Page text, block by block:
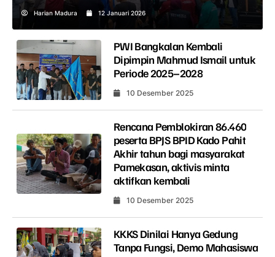
Harian Madura 12 Januari 2026
PWI Bangkalan Kembali
Dipimpin Mahmud Ismail untuk
Periode 2025–2028
10 Desember 2025
Rencana Pemblokiran 86.460
peserta BPJS BPID Kado Pahit
Akhir tahun bagi masyarakat
Pamekasan, aktivis minta
aktifkan kembali
10 Desember 2025
KKKS Dinilai Hanya Gedung
Tanpa Fungsi, Demo Mahasiswa